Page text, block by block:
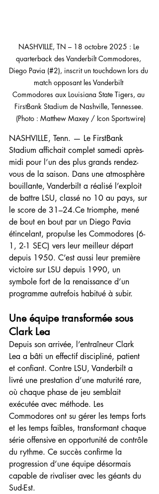
NASHVILLE, TN – 18 octobre 2025 : Le
quarterback des Vanderbilt Commodores,
Diego Pavia (#2), inscrit un touchdown lors du
match opposant les Vanderbilt
Commodores aux Louisiana State Tigers, au
FirstBank Stadium de Nashville, Tennessee.
(Photo : Matthew Maxey / Icon Sportswire)
NASHVILLE, Tenn. — Le FirstBank
Stadium affichait complet samedi après-
midi pour l’un des plus grands rendez-
vous de la saison. Dans une atmosphère
bouillante, Vanderbilt a réalisé l’exploit
de battre LSU, classé no 10 au pays, sur
le score de 31–24.Ce triomphe, mené
de bout en bout par un Diego Pavia
étincelant, propulse les Commodores (6-
1, 2-1 SEC) vers leur meilleur départ
depuis 1950. C’est aussi leur première
victoire sur LSU depuis 1990, un
symbole fort de la renaissance d’un
programme autrefois habitué à subir.
Une équipe transformée sous
Clark Lea
Depuis son arrivée, l’entraîneur Clark
Lea a bâti un effectif discipliné, patient
et confiant. Contre LSU, Vanderbilt a
livré une prestation d’une maturité rare,
où chaque phase de jeu semblait
exécutée avec méthode. Les
Commodores ont su gérer les temps forts
et les temps faibles, transformant chaque
série offensive en opportunité de contrôle
du rythme. Ce succès confirme la
progression d’une équipe désormais
capable de rivaliser avec les géants du
Sud-Est.